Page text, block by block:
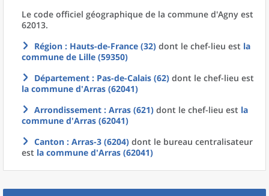
Le code officiel géographique de la commune d'Agny est
62013.
Région : Hauts-de-France (32) dont le chef-lieu est la
commune de Lille (59350)
Département : Pas-de-Calais (62) dont le chef-lieu est
la commune d'Arras (62041)
Arrondissement : Arras (621) dont le chef-lieu est la
commune d'Arras (62041)
Canton : Arras-3 (6204) dont le bureau centralisateur
est la commune d'Arras (62041)